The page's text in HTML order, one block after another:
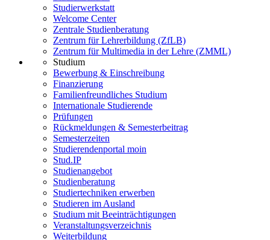
Studierwerkstatt
Welcome Center
Zentrale Studienberatung
Zentrum für Lehrerbildung (ZfLB)
Zentrum für Multimedia in der Lehre (ZMML)
Studium
Bewerbung & Einschreibung
Finanzierung
Familienfreundliches Studium
Internationale Studierende
Prüfungen
Rückmeldungen & Semesterbeitrag
Semesterzeiten
Studierendenportal moin
Stud.IP
Studienangebot
Studienberatung
Studiertechniken erwerben
Studieren im Ausland
Studium mit Beeinträchtigungen
Veranstaltungsverzeichnis
Weiterbildung